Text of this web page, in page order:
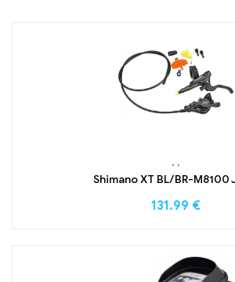
, ,
Shimano XT BL/BR-
131.99 €